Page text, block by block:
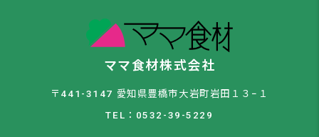
ママ食材株式会社
〒441-3147 愛知県豊橋市大岩町岩田１３−１
TEL：0532-39-5229